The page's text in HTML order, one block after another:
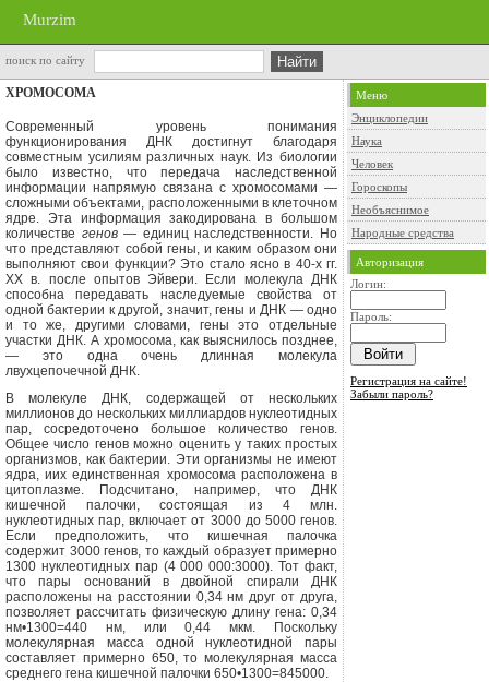
Murzim
поиск по сайту
ХРОМОСОМА
Современный уровень понимания
функционирования ДНК достигнут благодаря
совместным усилиям раз­личных наук. Из биологии
было из­вестно, что передача наследственной
информации напрямую связана с хро­мосомами —
сложными объектами, расположенными в клеточном
ядре. Эта информация закодирована в большом
количестве генов— единиц наследственности. Но
что представля­ют собой гены, и каким образом они
выполняют свои функции? Это стало ясно в 40-х гг.
XXв. после опытов Эйвери. Если молекула ДНК
способна передавать наследуемые свойства от
одной бактерии к другой, значит, ге­ны и ДНК — одно
и то же, другими словами, гены это отдельные
участки ДНК. А хромосома, как выяснилось позднее,
— это одна очень длинная молекула
лвухцепочечной ДНК.
В молекуле ДНК, содержащей от нескольких
миллионов до нескольких миллиардов нуклеотидных
пар, сосре­доточено большое количество генов.
Общее число генов можно оценить у таких простых
организмов, как бакте­рии. Эти организмы не имеют
ядра, иих единственная хромосома располо­жена в
цитоплазме. Подсчитано, на­пример, что ДНК
кишечной палочки, состоящая из 4 млн.
нуклеотидных пар, включает от 3000 до 5000 генов.
Если предположить, что кишечная па­лочка
содержит 3000 генов, то каждый образует примерно
1300 нуклеотидных пар (4 000 000:3000). Тот факт,
что пары оснований в двойной спира­ли ДНК
расположены на расстоянии 0,34 нм друг от друга,
позволяет рас­считать физическую длину гена: 0,34
нм•1300=440 нм, или 0,44 мкм. Поскольку
молекулярная масса од­ной нуклеотидной пары
составляет примерно 650, то молекулярная мас­са
среднего гена кишечной палочки 650•1300=845000.
Меню
Энциклопедии
Наука
Человек
Гороскопы
Необъяснимое
Народные средства
Авторизация
Логин:
Пароль:
Регистрация на сайте!
Забыли пароль?